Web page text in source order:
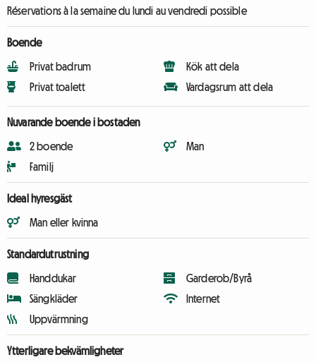
Réservations à la semaine du lundi au vendredi possible
Boende
Privat badrum
Privat toalett
Kök att dela
Vardagsrum att dela
Nuvarande boende i bostaden
2 boende
Familj
Man
Ideal hyresgäst
Man eller kvinna
Standardutrustning
Handdukar
Sängkläder
Uppvärmning
Garderob/Byrå
Internet
Ytterligare bekvämligheter